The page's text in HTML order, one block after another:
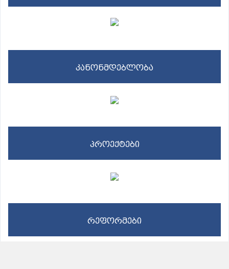
კანონმდებლობა
პროექტები
რეფორმები